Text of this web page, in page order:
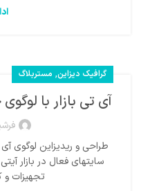
گرافیک دیزاین, مستربلاگ
آی تی بازار با
طراحی و ریدیزاین لوگوی آی
سایتهای فعال در بازار
تجهیزات و